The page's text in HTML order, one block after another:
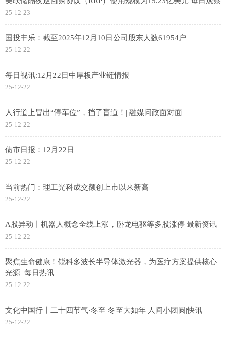
25-12-23
国投丰乐：截至2025年12月10日公司股东人数61954户
25-12-22
每日视讯:12月22日中厚板产业链情报
25-12-22
人行道上冒出“停车位”，挡了盲道！| 融媒问政面对面
25-12-22
债市日报：12月22日
25-12-22
当前热门：理工光科成交额创上市以来新高
25-12-22
A股异动丨机器人概念全线上涨，卧龙电驱等多股涨停 最新资讯
25-12-22
聚焦生命健康！锐科多波长半导体激光器，为医疗方案提供核心
光源_每日热讯
25-12-22
文化中国行丨二十四节气·冬至 冬至大如年 人间小团圆|快讯
25-12-22